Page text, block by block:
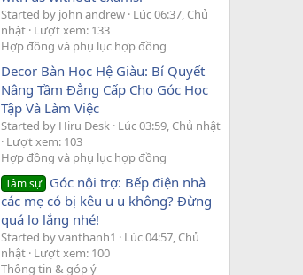
Started by john andrew Lúc 06:37, Chủ
nhật Lượt xem: 133
Hợp đồng và phụ lục hợp đồng
Decor Bàn Học Hệ Giàu: Bí Quyết
Nâng Tầm Đẳng Cấp Cho Góc Học
Tập Và Làm Việc
Started by Hiru Desk Lúc 03:59, Chủ nhật
Lượt xem: 103
Hợp đồng và phụ lục hợp đồng
Tâm sự Góc nội trợ: Bếp điện nhà
các mẹ có bị kêu u u không? Đừng
quá lo lắng nhé!
Started by vanthanh1
Lúc 04:57, Chủ
nhật Lượt xem: 100
Thông tin & góp ý